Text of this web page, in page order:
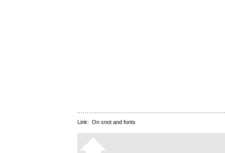
Link: On snot and fonts